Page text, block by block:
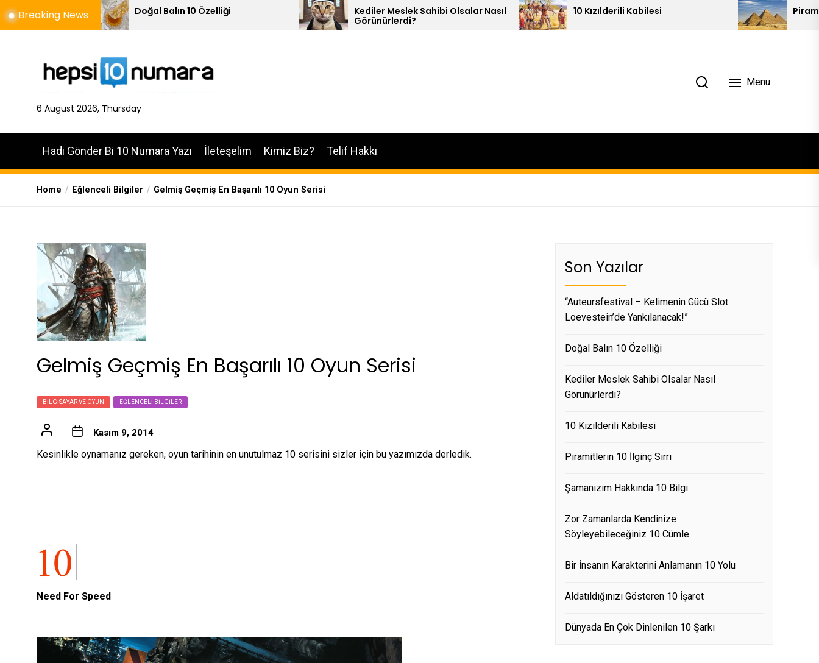
Skip
to
Breaking News
Doğal Balın 10 Özelliği
Kediler Meslek Sahibi Olsalar Nasıl
Görünürlerdi?
10 Kızılderili Kabilesi Piramitlerin 10 İlginç Sırrı
6 August 2026, Thursday
Menu
Hadi Gönder Bi 10 Numara Yazı İleteşelim Kimiz Biz? Telif Hakkı
Home Eğlenceli Bilgiler Gelmiş Geçmiş En Başarılı 10 Oyun Serisi
Gelmiş Geçmiş En Başarılı 10 Oyun Serisi
BILGISAYAR VE OYUN EĞLENCELI BILGILER
Kasım 9, 2014
Kesinlikle oynamanız gereken, oyun tarihinin en unutulmaz 10 serisini sizler için bu yazımızda derledik.
Need For Speed
Son Yazılar
“Auteursfestival – Kelimenin Gücü Slot
Loevestein’de Yankılanacak!”
Doğal Balın 10 Özelliği
Kediler Meslek Sahibi Olsalar Nasıl
Görünürlerdi?
10 Kızılderili Kabilesi
Piramitlerin 10 İlginç Sırrı
Şamanizim Hakkında 10 Bilgi
Zor Zamanlarda Kendinize
Söyleyebileceğiniz 10 Cümle
Bir İnsanın Karakterini Anlamanın 10 Yolu
Aldatıldığınızı Gösteren 10 İşaret
Dünyada En Çok Dinlenilen 10 Şarkı